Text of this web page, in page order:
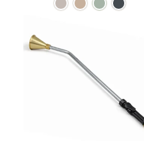
Preis